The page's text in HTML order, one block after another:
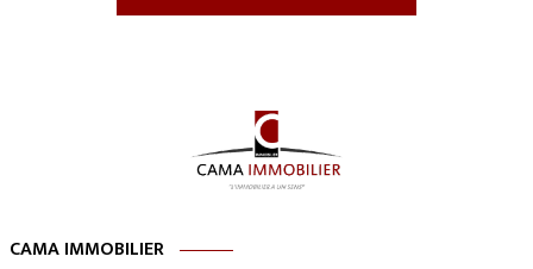
CAMA IMMOBILIER